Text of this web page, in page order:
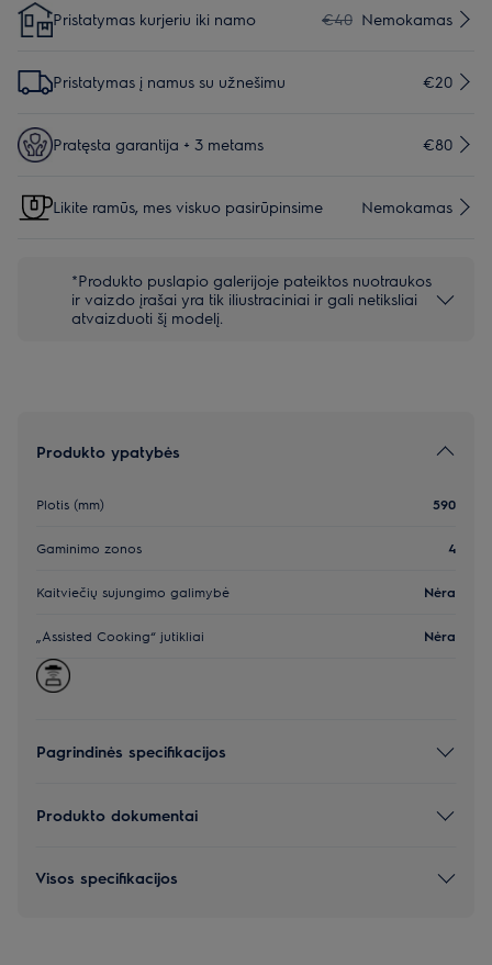
Pristatymas kurjeriu iki namo €40 Nemokamas
Pristatymas į namus su užnešimu €20
Pratęsta garantija + 3 metams €80
Likite ramūs, mes viskuo pasirūpinsime Nemokamas
*Produkto puslapio galerijoje pateiktos nuotraukos
ir vaizdo įrašai yra tik iliustraciniai ir gali netiksliai
atvaizduoti šį modelį.
Produkto ypatybės
Plotis (mm) 590
Gaminimo zonos 4
Kaitviečių sujungimo galimybė Nėra
„Assisted Cooking“ jutikliai Nėra
Pagrindinės specifikacijos
Produkto dokumentai
Visos specifikacijos